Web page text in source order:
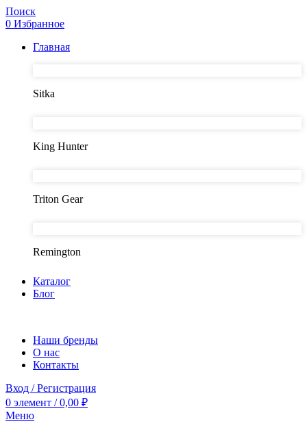
Поиск
0 Избранное
Главная
Sitka
King Hunter
Triton Gear
Remington
Каталог
Блог
Наши бренды
О нас
Контакты
Вход / Регистрация
0 элемент / 0,00 ₽
Меню